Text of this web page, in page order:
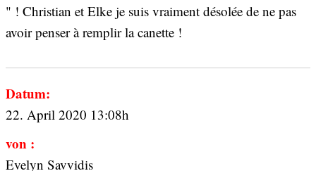
" ! Christian et Elke je suis vraiment désolée de ne pas
avoir penser à remplir la canette !
Datum:
22. April 2020 13:08h
von :
Evelyn Savvidis